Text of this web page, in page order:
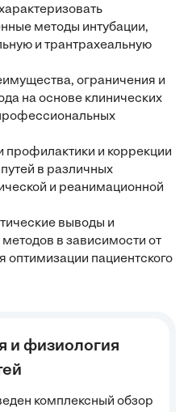
методы интубации,
и трантрахеальную
ограничения и
на основе клинических
профилактики и коррекции
в различных
и реанимационной
выводы и
в зависимости от
оптимизации пациентского
и физиология
комплексный обзор